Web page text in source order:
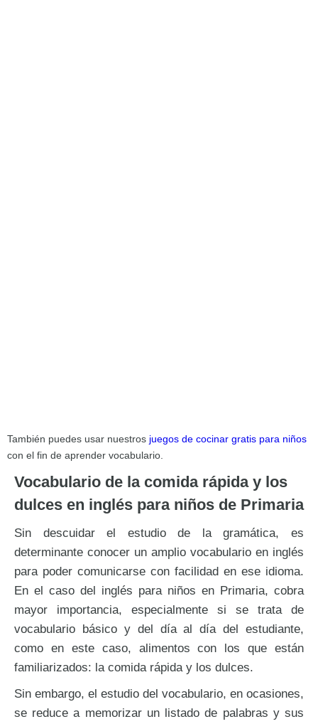
También puedes usar nuestros juegos de cocinar gratis para niños
con el fin de aprender vocabulario.
Vocabulario de la comida rápida y los
dulces en inglés para niños de Primaria
Sin descuidar el estudio de la gramática, es
determinante conocer un amplio vocabulario en inglés
para poder comunicarse con facilidad en ese idioma.
En el caso del inglés para niños en Primaria, cobra
mayor importancia, especialmente si se trata de
vocabulario básico y del día al día del estudiante,
como en este caso, alimentos con los que están
familiarizados: la comida rápida y los dulces.
Sin embargo, el estudio del vocabulario, en ocasiones,
se reduce a memorizar un listado de palabras y sus